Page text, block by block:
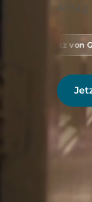
Alltag
Gesundheitsdaten